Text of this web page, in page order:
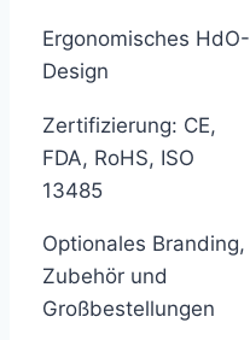
Ergonomisches HdO-
Design
Zertifizierung: CE,
FDA, RoHS, ISO
13485
Optionales Branding,
Zubehör und
Großbestellungen